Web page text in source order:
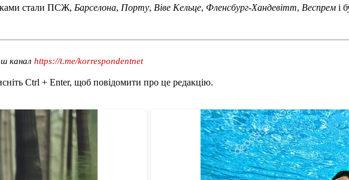
стали ПСЖ, Барселона, Порту, Віве Кельце, Фленсбург-Хандевітт, Веспрем і
канал https://t.me/korrespondentnet
Ctrl + Enter, щоб повідомити про це редакцію.